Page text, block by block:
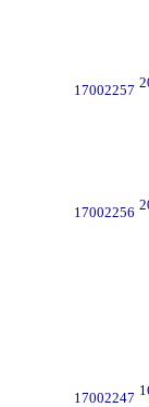
17002257
17002256
17002247